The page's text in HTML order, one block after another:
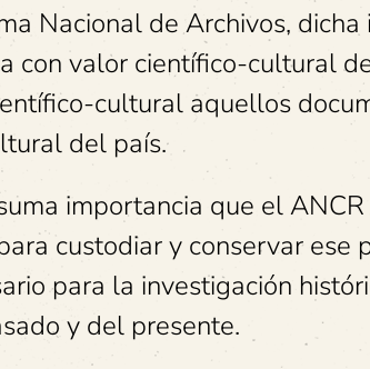
Nacional de Archivos,
con valor científico-cultural
cultural aquellos
del país.
importancia que el
custodiar y conservar
para la investigación
y del presente.